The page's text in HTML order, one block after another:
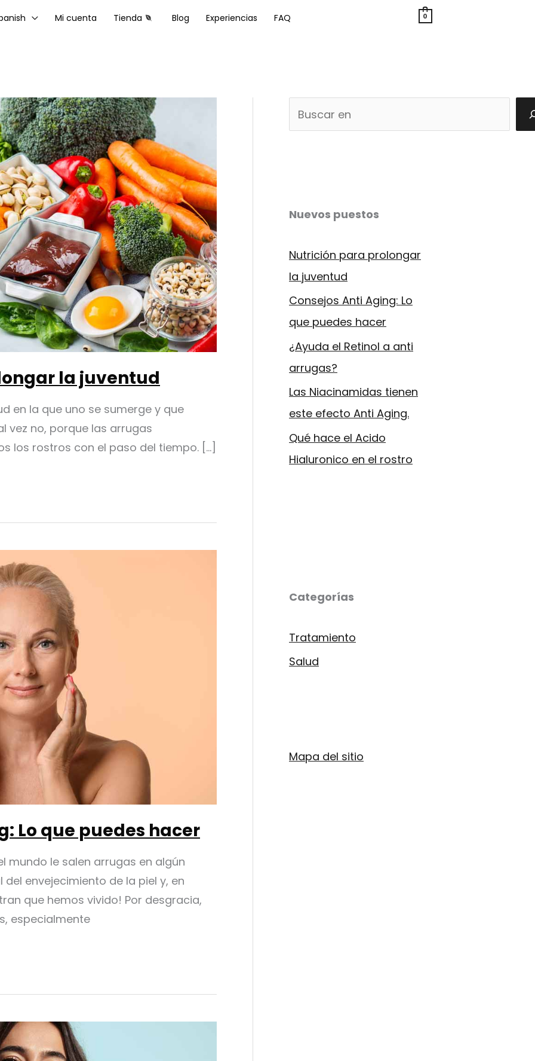
Mi cuenta Tienda Blog Experiencias FAQ 0
la juventud
en la que uno se sumerge y que
vez no, porque las arrugas
los rostros con el paso del tiempo. [...]
Lo que puedes hacer
mundo le salen arrugas en algún
envejecimiento de la piel y, en
que hemos vivido! Por desgracia,
especialmente
u
r
Nuevos puestos
Nutrición para prolongar
la juventud
Consejos Anti Aging: Lo
que puedes hacer
¿Ayuda el Retinol a anti
arrugas?
Las Niacinamidas tienen
este efecto Anti Aging.
Qué hace el Acido
Hialuronico en el rostro
Categorías
Tratamiento
Salud
Mapa del sitio